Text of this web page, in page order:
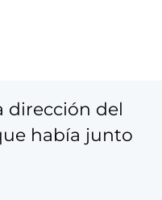
dirección del
había junto